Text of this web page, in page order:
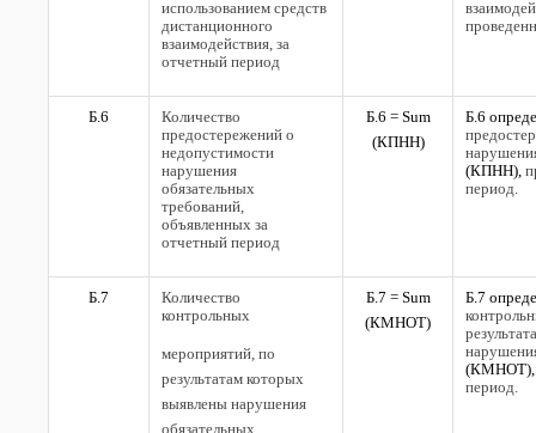
использованием средств
дистанционного
взаимодействия, за
отчетный период
Б.6
Количество
предостережений о
недопустимости
нарушения
обязательных
требований,
объявленных за
отчетный период
Б.6 = Sum
(КПНН)
Б.6
(КПНН),
период.
Б.7
Количество
контрольных
мероприятий, по
результатам которых
выявлены нарушения
обязательных
Б.7 = Sum
(КМНОТ)
Б.7
(КМНОТ),
период.